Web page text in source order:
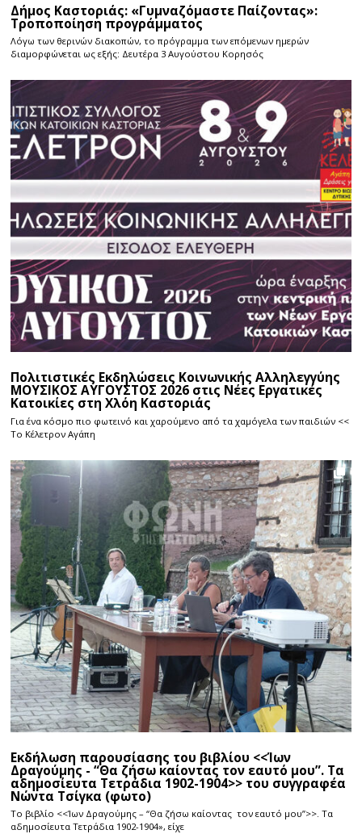
Δήμος Καστοριάς: «Γυμναζόμαστε Παίζοντας»:
Τροποποίηση προγράμματος
Λόγω των θερινών διακοπών, το πρόγραμμα των επόμενων ημερών
διαμορφώνεται ως εξής: Δευτέρα 3 Αυγούστου Κορησός
Πολιτιστικές Εκδηλώσεις Κοινωνικής Αλληλεγγύης
ΜΟΥΣΙΚΟΣ ΑΥΓΟΥΣΤΟΣ 2026 στις Νέες Εργατικές
Κατοικίες στη Χλόη Καστοριάς
Για ένα κόσμο πιο φωτεινό και χαρούμενο από τα χαμόγελα των παιδιών <<
Το Κέλετρον Αγάπη
Εκδήλωση παρουσίασης του βιβλίου <<Ίων
Δραγούμης - “Θα ζήσω καίοντας τον εαυτό μου”. Τα
αδημοσίευτα Τετράδια 1902-1904>> του συγγραφέα
Νώντα Τσίγκα (φωτο)
Το βιβλίο <<Ίων Δραγούμης – “Θα ζήσω καίοντας τον εαυτό μου”>>. Τα
αδημοσίευτα Τετράδια 1902-1904», είχε